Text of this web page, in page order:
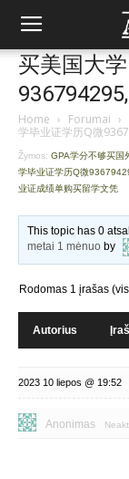
买美国大
Home › Forumai ›
学毕业证学历Q微
Žymos: GPA学分不够买国
学毕业证学历Q微
业证成绩单购买留学文凭
This topic has 0
metai 1 mėnuo by
Rodomas 1 įrašas
Autorius
2023 10 liepos @ 19:52
Anonimas